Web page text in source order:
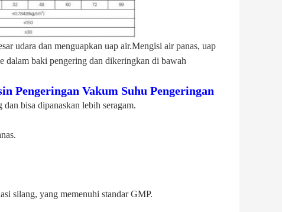
udara dan menguapkan uap air.Mengisi air panas, uap
dalam baki pengering dan dikeringkan di bawah
Pengeringan Vakum Suhu Pengeringan
bisa dipanaskan lebih seragam.
silang, yang memenuhi standar GMP.